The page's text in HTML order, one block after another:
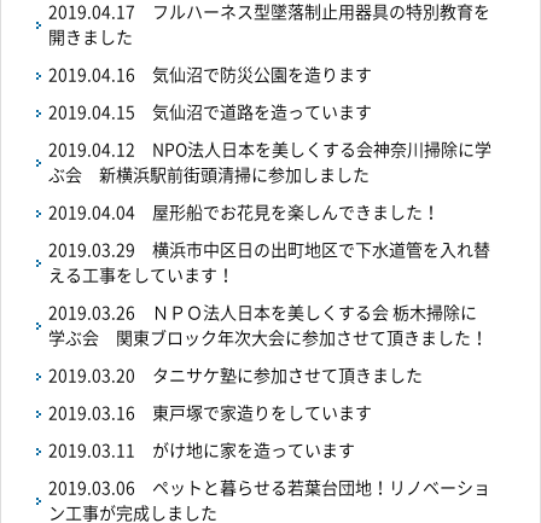
2019.04.17
フルハーネス型墜落制止用器具の特別教育を
開きました
2019.04.16 気仙沼で防災公園を造ります
2019.04.15 気仙沼で道路を造っています
2019.04.12
NPO法人日本を美しくする会神奈川掃除に学
ぶ会 新横浜駅前街頭清掃に参加しました
2019.04.04 屋形船でお花見を楽しんできました！
2019.03.29 横浜市中区日の出町地区で下水道管を入れ替
える工事をしています！
2019.03.26
ＮＰＯ法人日本を美しくする会 栃木掃除に
学ぶ会 関東ブロック年次大会に参加させて頂きました！
2019.03.20 タニサケ塾に参加させて頂きました
2019.03.16 東戸塚で家造りをしています
2019.03.11 がけ地に家を造っています
2019.03.06 ペットと暮らせる若葉台団地！リノベーショ
ン工事が完成しました